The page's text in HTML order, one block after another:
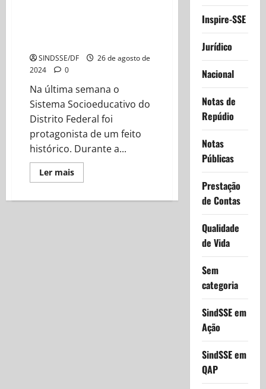
SINDSSE/DF
26 de agosto de
2024
0
Na última semana o
Sistema Socioeducativo do
Distrito Federal foi
protagonista de um feito
histórico. Durante a...
Ler maisRead
more
Inspire-SSE
Jurídico
Nacional
Notas de
Repúdio
Notas
Públicas
Prestação
de Contas
Qualidade
de Vida
Sem
categoria
SindSSE em
Ação
SindSSE em
QAP